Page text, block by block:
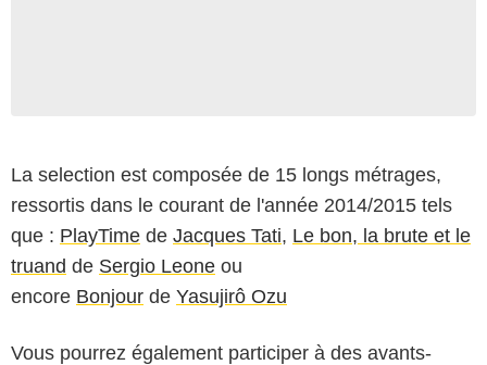
La selection est composée de 15 longs métrages,
ressortis dans le courant de l'année 2014/2015 tels
que : PlayTime de Jacques Tati, Le bon, la brute et le
truand de Sergio Leone ou
encore Bonjour de Yasujirô Ozu
Vous pourrez également participer à des avants-